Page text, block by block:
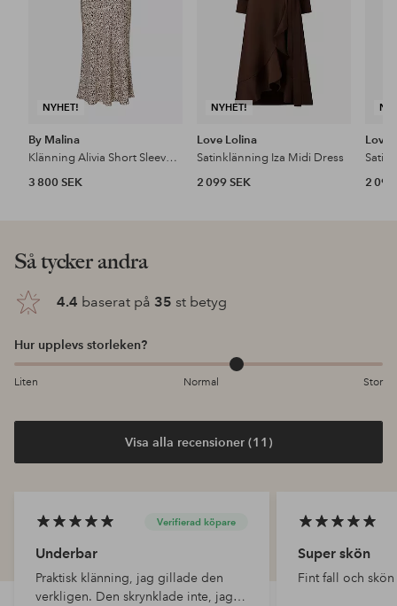
NYHET!
By Malina
Klänning Alivia Short Sleeve Satin Midi Dress
3 800 SEK
NYHET!
Love Lolina
Satinklänning Iza Midi Dress
2 099 SEK
Love
2 099
Så tycker andra
4.4 baserat på 35 st betyg
Hur upplevs storleken?
Liten Normal Stor
Visa alla recensioner (11)
Verifierad köpare
Underbar
Praktisk klänning, jag gillade den
verkligen. Den skrynklade inte, jag
Super skön
Fint fall och skön